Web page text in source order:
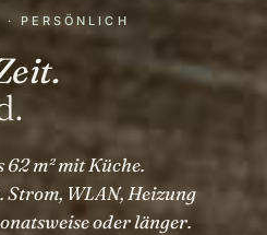
PERSÖNLICH
m² mit Küche.
Strom, WLAN, Heizung
oder länger.